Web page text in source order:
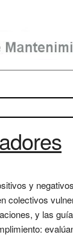
y
colectivos
y las